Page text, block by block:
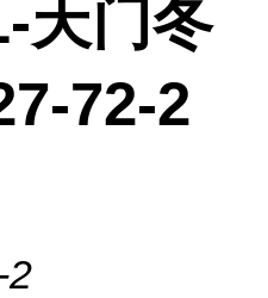
天门冬
72-2
2